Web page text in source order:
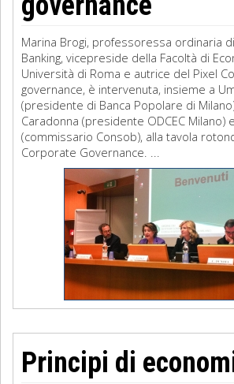
Marina Brogi, professoressa ordinaria
Banking, vicepreside della Facoltà di
Università di Roma e autrice del Pixel
governance, è intervenuta, insieme a
(presidente di Banca Popolare di
Caradonna (presidente ODCEC Milano)
(commissario Consob), alla tavola
Corporate Governance. ...
Principi di